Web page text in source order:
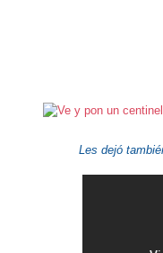
Les dejó